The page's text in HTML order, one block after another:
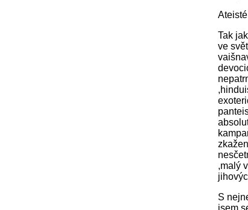
Tak
ve
,malý
S
jsem